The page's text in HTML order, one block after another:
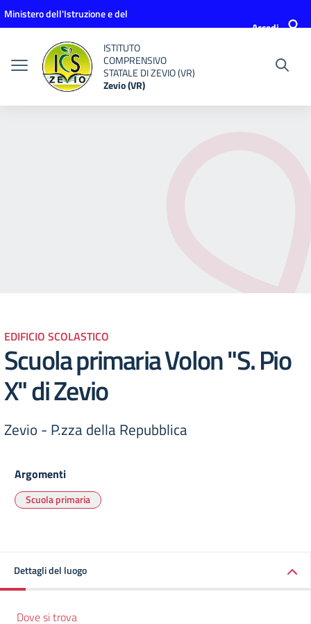
Vai ai contenuti
Vai al menu di navigazione
Vai al footer
Ministero dell'Istruzione e del
Accedi
ISTITUTO
COMPRENSIVO
STATALE DI ZEVIO (VR)
Zevio (VR)
EDIFICIO SCOLASTICO
Scuola primaria Volon "S. Pio
X" di Zevio
Zevio - P.zza della Repubblica
Argomenti
Scuola primaria
Dettagli del luogo
Dove si trova